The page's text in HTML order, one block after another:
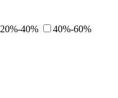
20%-40%
40%-60%